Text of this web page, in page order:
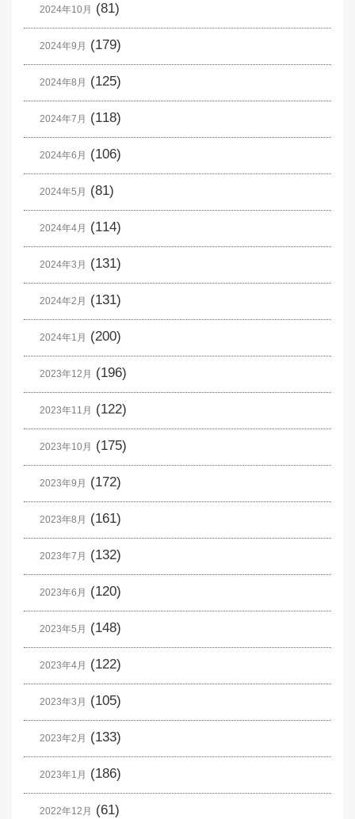
2024年10月 (81)
2024年9月 (179)
2024年8月 (125)
2024年7月 (118)
2024年6月 (106)
2024年5月 (81)
2024年4月 (114)
2024年3月 (131)
2024年2月 (131)
2024年1月 (200)
2023年12月 (196)
2023年11月 (122)
2023年10月 (175)
2023年9月 (172)
2023年8月 (161)
2023年7月 (132)
2023年6月 (120)
2023年5月 (148)
2023年4月 (122)
2023年3月 (105)
2023年2月 (133)
2023年1月 (186)
2022年12月 (61)